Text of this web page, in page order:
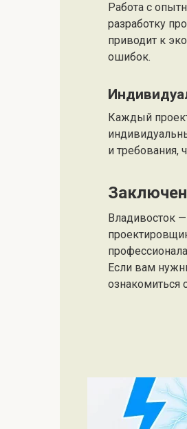
Работа с
разработку
приводит к
ошибок.
Каждый
и требования,
Владивосток
Если вам
ознакомиться